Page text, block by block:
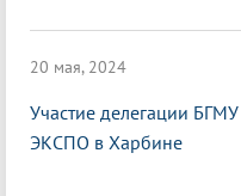
20 мая, 2024
Участие делегации
ЭКСПО в Харбине